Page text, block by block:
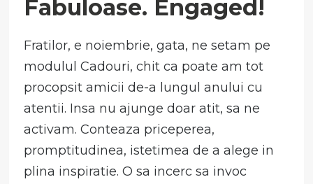
Fabuloase. Engaged!
Fratilor, e noiembrie, gata, ne setam pe
modulul Cadouri, chit ca poate am tot
procopsit amicii de-a lungul anului cu
atentii. Insa nu ajunge doar atit, sa ne
activam. Conteaza priceperea,
promptitudinea, istetimea de a alege in
plina inspiratie. O sa incerc sa invoc